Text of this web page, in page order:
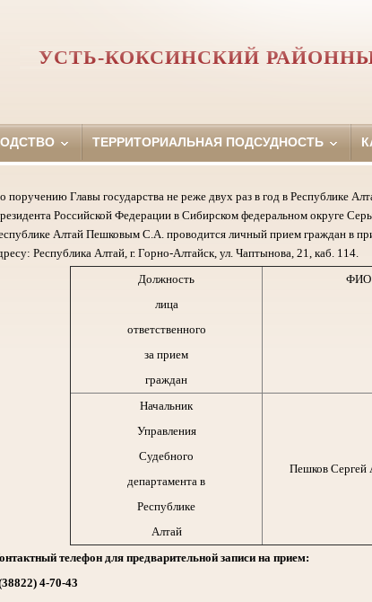
УСТЬ-КОКСИНСКИЙ
ТЕРРИТОРИАЛЬНАЯ ПОДСУДНОСТЬ
поручению Главы государства не реже двух раз в год в Республике
Российской Федерации в Сибирском федеральном округе
Алтай Пешковым С.А. проводится личный прием граждан в
Республика Алтай, г. Горно-Алтайск, ул. Чаптынова, 21, каб. 114.
Должность
лица
ответственного
за прием
граждан
ФИО
Начальник
Управления
Судебного
департамента в
Республике
Алтай
Пешков Сергей
телефон для предварительной записи на прием:
4-70-43